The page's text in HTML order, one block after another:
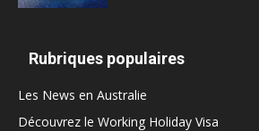
Rubriques populaires
Les News en Australie
Découvrez le Working Holiday Visa